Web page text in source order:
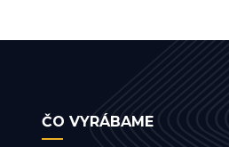
ČO VYRÁBAME